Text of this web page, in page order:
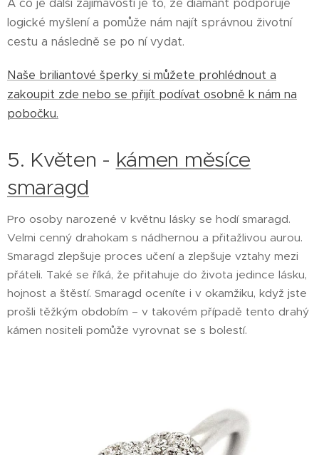
A co je další zajímavostí je to, že diamant podporuje
logické myšlení a pomůže nám najít správnou životní
cestu a následně se po ní vydat.
Naše briliantové šperky si můžete prohlédnout a
zakoupit zde nebo se přijít podívat osobně k nám na
pobočku.
5. Květen - kámen měsíce
smaragd
Pro osoby narozené v květnu lásky se hodí smaragd.
Velmi cenný drahokam s nádhernou a přitažlivou aurou.
Smaragd zlepšuje proces učení a zlepšuje vztahy mezi
přáteli. Také se říká, že přitahuje do života jedince lásku,
hojnost a štěstí. Smaragd oceníte i v okamžiku, když jste
prošli těžkým obdobím – v takovém případě tento drahý
kámen nositeli pomůže vyrovnat se s bolestí.